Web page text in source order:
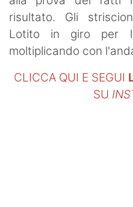
risultato. Gli
Lotito in giro per
moltiplicando con
CLICCA QUI E SEGUI
SU